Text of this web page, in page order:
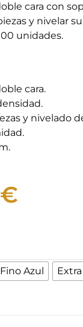
cara con
y nivelar
unidades.
cara.
y nivelado
€
Azul